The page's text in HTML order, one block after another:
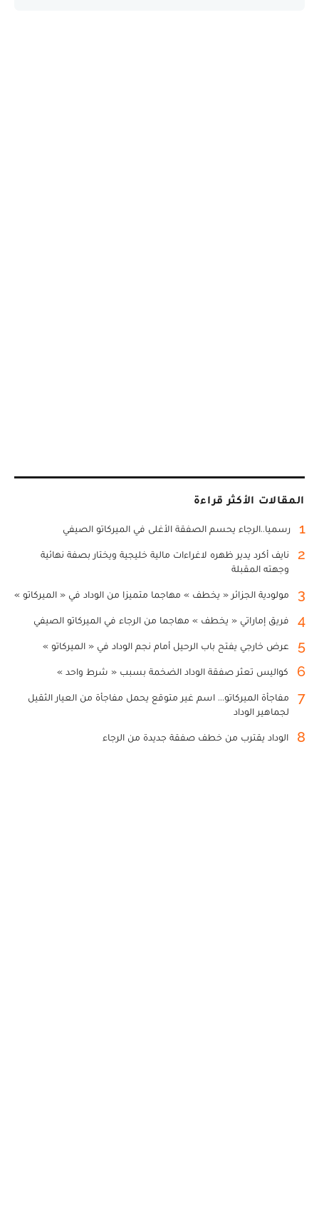
المقالات الأكثر قراءة
1 رسميا..الرجاء يحسم الصفقة الأغلى في الميركاتو الصيفي
2
نايف أكرد يدير ظهره لاغراءات مالية خليجية ويختار بصفة نهائية
وجهته المقبلة
3 مولودية الجزائر « يخطف » مهاجما متميزا من الوداد في « الميركاتو »
4 فريق إماراتي « يخطف » مهاجما من الرجاء في الميركاتو الصيفي
5 عرض خارجي يفتح باب الرحيل أمام نجم الوداد في « الميركاتو »
6 كواليس تعثر صفقة الوداد الضخمة بسبب « شرط واحد »
7
مفاجأة الميركاتو... اسم غير متوقع يحمل مفاجأة من العيار الثقيل
لجماهير الوداد
8 الوداد يقترب من خطف صفقة جديدة من الرجاء